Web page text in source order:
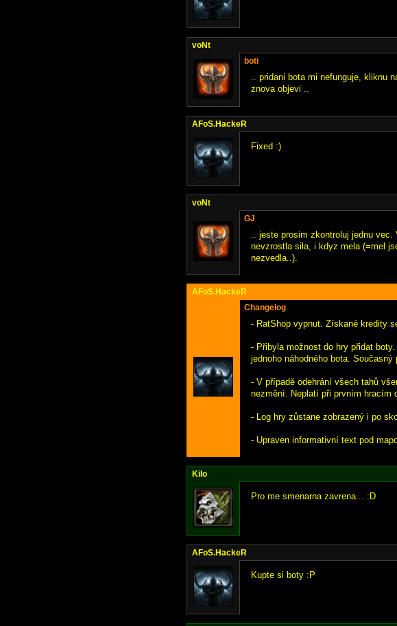
voNt
boti
.. pridani bota mi nefunguje, kliknu
znova objevi ..
AFoS.HackeR
Fixed :)
voNt
GJ
.. jeste prosim zkontroluj jednu
nevzrostla sila, i kdyz mela (=mel
nezvedla..).
AFoS.HackeR
Changelog
- RatShop vypnut. Získané kredity
- Přibyla možnost do hry přidat
jednoho náhodného bota.
- V případě odehrání všech tahů
nezmění. Neplatí při prvním hracím
- Log hry zůstane zobrazený i po
- Upraven informativní text pod
Kilo
Pro me smenarna zavrena... :D
AFoS.HackeR
Kupte si boty :P